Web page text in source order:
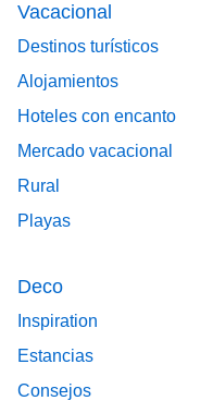
Vacacional
Destinos turísticos
Alojamientos
Hoteles con encanto
Mercado vacacional
Rural
Playas
Deco
Inspiration
Estancias
Consejos